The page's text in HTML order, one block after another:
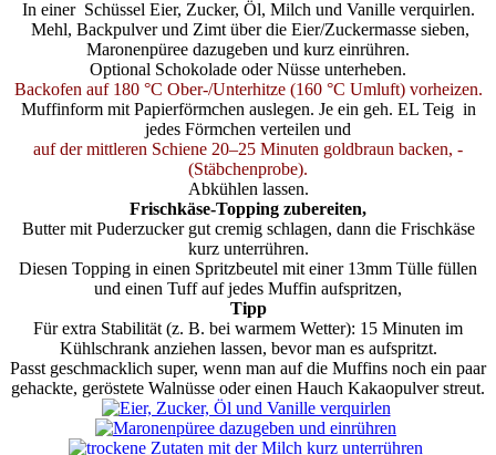
In einer Schüssel Eier, Zucker, Öl, Milch und Vanille verquirlen.
Mehl, Backpulver und Zimt über die Eier/Zuckermasse sieben,
Maronenpüree dazugeben und kurz einrühren.
Optional Schokolade oder Nüsse unterheben.
Backofen auf 180 °C Ober-/Unterhitze (160 °C Umluft) vorheizen.
Muffinform mit Papierförmchen auslegen. Je ein geh. EL Teig in
jedes Förmchen verteilen und
auf der mittleren Schiene 20–25 Minuten goldbraun backen, -
(Stäbchenprobe).
Abkühlen lassen.
Frischkäse-Topping zubereiten,
Butter mit Puderzucker gut cremig schlagen, dann die Frischkäse
kurz unterrühren.
Diesen Topping in einen Spritzbeutel mit einer 13mm Tülle füllen
und einen Tuff auf jedes Muffin aufspritzen,
Tipp
Für extra Stabilität (z. B. bei warmem Wetter): 15 Minuten im
Kühlschrank anziehen lassen, bevor man es aufspritzt.
Passt geschmacklich super, wenn man auf die Muffins noch ein paar
gehackte, geröstete Walnüsse oder einen Hauch Kakaopulver streut.